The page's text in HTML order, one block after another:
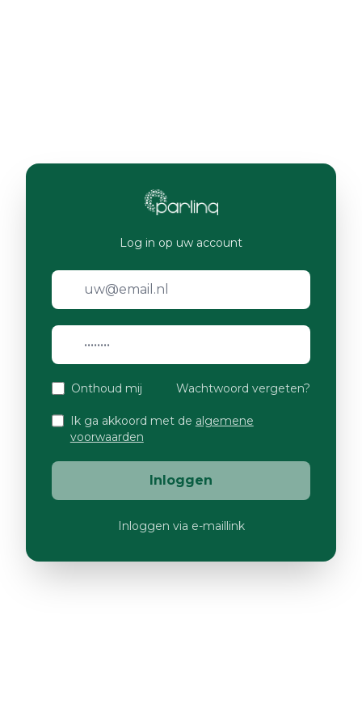
Log in op uw account
Onthoud mij Wachtwoord vergeten?
Ik ga akkoord met de algemene
voorwaarden
Inloggen
Inloggen via e-maillink